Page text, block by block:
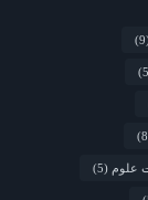
علوم (5)